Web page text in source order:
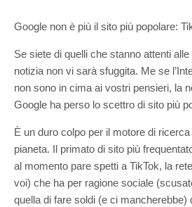
Google non è più il sito più popolare:
Se siete di quelli che stanno attenti
notizia non vi sarà sfuggita. Me se
non sono in cima ai vostri pensieri, la
Google ha perso lo scettro di sito più
È un duro colpo per il motore di
pianeta. Il primato di sito più
al momento pare spetti a TikTok, la
voi) che ha per ragione sociale
quella di fare soldi (e ci mancherebbe)